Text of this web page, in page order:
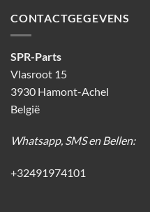
CONTACTGEGEVENS
SPR-Parts
Vlasroot 15
3930 Hamont-Achel
België
Whatsapp, SMS en Bellen:
+32491974101